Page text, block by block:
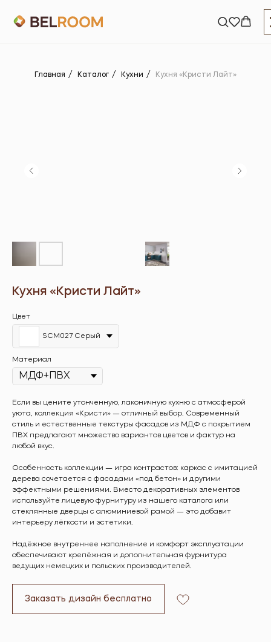
Главная / Каталог / Кухни / Кухня «Кристи Лайт»
Кухня «Кристи Лайт»
Цвет
SCM027 Серый
Материал
Если вы цените утонченную, лаконичную кухню с атмосферой
уюта, коллекция «Кристи» — отличный выбор. Современный
стиль и естественные текстуры фасадов из МДФ с покрытием
ПВХ предлагают множество вариантов цветов и фактур на
любой вкус.
Особенность коллекции — игра контрастов: каркас с имитацией
дерева сочетается с фасадами «под бетон» и другими
эффектными решениями. Вместо декоративных элементов
используйте лицевую фурнитуру из нашего каталога или
стеклянные дверцы с алюминиевой рамой — это добавит
интерьеру лёгкости и эстетики.
Надёжное внутреннее наполнение и комфорт эксплуатации
обеспечивают крепёжная и дополнительная фурнитура
ведущих немецких и польских производителей.
Заказать дизайн бесплатно